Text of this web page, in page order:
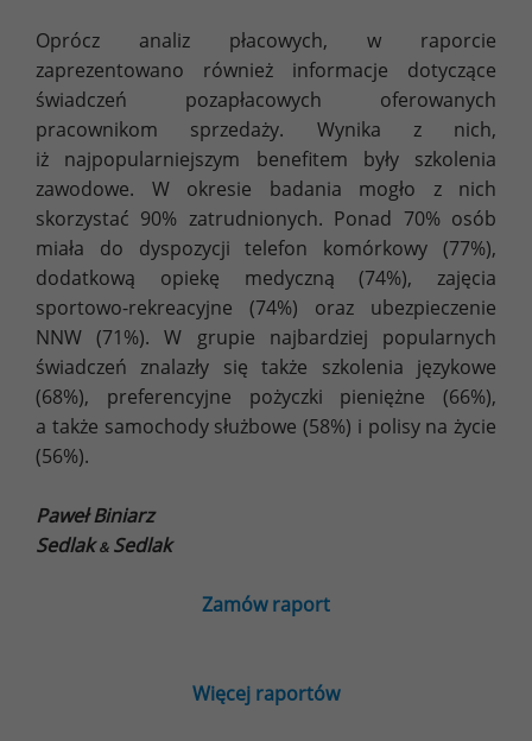
Oprócz analiz płacowych, w raporcie
zaprezentowano również informacje dotyczące
świadczeń pozapłacowych oferowanych
pracownikom sprzedaży. Wynika z nich,
iż najpopularniejszym benefitem były szkolenia
zawodowe. W okresie badania mogło z nich
skorzystać 90% zatrudnionych. Ponad 70% osób
miała do dyspozycji telefon komórkowy (77%),
dodatkową opiekę medyczną (74%), zajęcia
sportowo-rekreacyjne (74%) oraz ubezpieczenie
NNW (71%). W grupie najbardziej popularnych
świadczeń znalazły się także szkolenia językowe
(68%), preferencyjne pożyczki pieniężne (66%),
a także samochody służbowe (58%) i polisy na życie
(56%).
Paweł Biniarz
Sedlak&Sedlak
Zamów raport
Więcej raportów